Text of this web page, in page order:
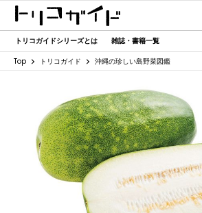
トリコガイドシリーズとは 雑誌・書籍一覧
Top トリコガイド 沖縄の珍しい島野菜図鑑